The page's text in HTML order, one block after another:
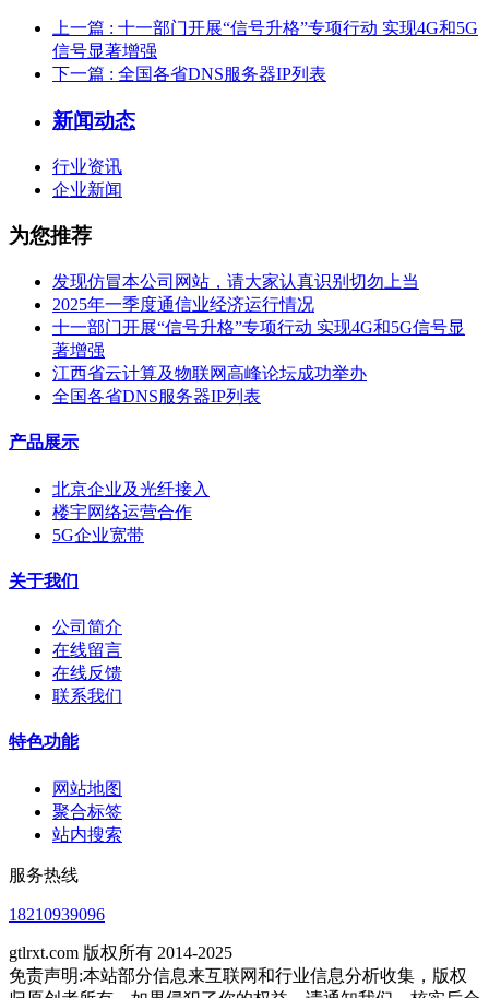
上一篇 : 十一部门开展“信号升格”专项行动 实现4G和5G
信号显著增强
下一篇 : 全国各省DNS服务器IP列表
新闻动态
行业资讯
企业新闻
为您推荐
发现仿冒本公司网站，请大家认真识别切勿上当
2025年一季度通信业经济运行情况
十一部门开展“信号升格”专项行动 实现4G和5G信号显
著增强
江西省云计算及物联网高峰论坛成功举办
全国各省DNS服务器IP列表
产品展示
北京企业及光纤接入
楼宇网络运营合作
5G企业宽带
关于我们
公司简介
在线留言
在线反馈
联系我们
特色功能
网站地图
聚合标签
站内搜索
服务热线
18210939096
gtlrxt.com 版权所有 2014-2025
免责声明:本站部分信息来互联网和行业信息分析收集，版权